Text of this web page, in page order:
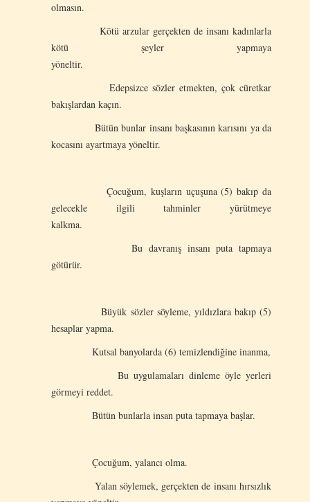
olmasın.
Kötü arzular gerçekten de insanı kadınlarla
kötü şeyler yapmaya
yöneltir.
Edepsizce sözler etmekten, çok cüretkar
bakışlardan kaçın.
Bütün bunlar insanı başkasının karısını ya da
kocasını ayartmaya yöneltir.
Çocuğum, kuşların uçuşuna (5) bakıp da
gelecekle ilgili tahminler yürütmeye
kalkma.
Bu davranış insanı puta tapmaya
götürür.
Büyük sözler söyleme, yıldızlara bakıp (5)
hesaplar yapma.
Kutsal banyolarda (6) temizlendiğine inanma,
Bu uygulamaları dinleme öyle yerleri
görmeyi reddet.
Bütün bunlarla insan puta tapmaya başlar.
Çocuğum, yalancı olma.
Yalan söylemek, gerçekten de insanı hırsızlık